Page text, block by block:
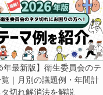
年最新版】衛生委員会のテ
｜月別の議題例・年間計
切れ解消法を解説